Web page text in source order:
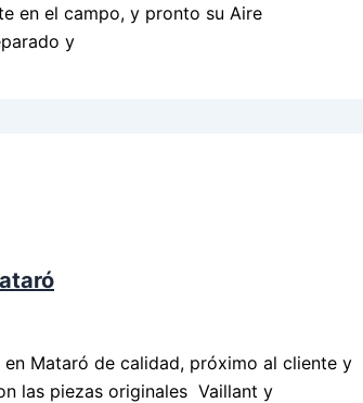
en el campo, y pronto su Aire
y
Mataró de calidad, próximo al cliente y
las piezas originales Vaillant y